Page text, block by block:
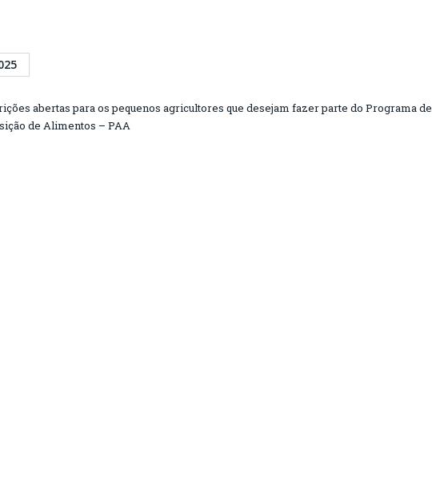
abertas para os pequenos agricultores que desejam fazer parte do Programa de
de Alimentos – PAA